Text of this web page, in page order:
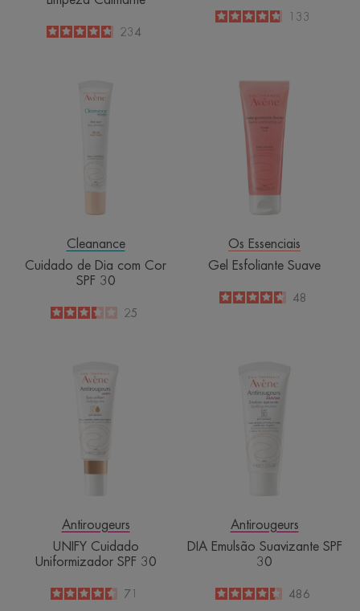
4.8
/
5
234
4.8
/5133
de
Dia
com
30
Cleanance
Cuidado de Dia com Cor
SPF 30
3.4
/
5
25
Esfoliante
Suave
Os Essenciais
Gel Esfoliante Suave
4.7
/
5
48
Cuidado
Uniformizador
SPF
Antirougeurs
UNIFY Cuidado
Uniformizador SPF 30
4.6
/
5
71
Emulsão
Suavizante
Antirougeurs
DIA Emulsão Suavizante SPF
30
4.4
/
5
486